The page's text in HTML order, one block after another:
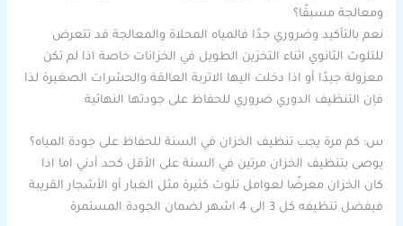
ومعالجة مسبقًا؟
نعم بالتأكيد وضروري جدًا فالمياه المحلاة والمعالجة قد تتعرض
للتلوث الثانوي اثناء التخزين الطويل في الخزانات خاصة اذا لم تكن
معزولة جيدًا أو اذا دخلت اليها الاتربة العالقة والحشرات الصغيرة لذا
فإن التنظيف الدوري ضروري للحفاظ على جودتها النهائية
س: كم مرة يجب تنظيف الخزان في السنة للحفاظ على جودة المياه؟
يوصى بتنظيف الخزان مرتين في السنة على الأقل كحد أدني اما اذا
كان الخزان معرضًا لعوامل تلوث كثيرة مثل الغبار أو الأشجار القريبة
فيفضل تنظيفه كل 3 الى 4 اشهر لضمان الجودة المستمرة